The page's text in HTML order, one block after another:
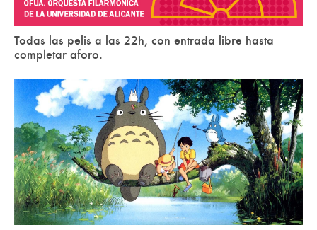
Todas las pelis a las 22h, con entrada libre hasta
completar aforo.